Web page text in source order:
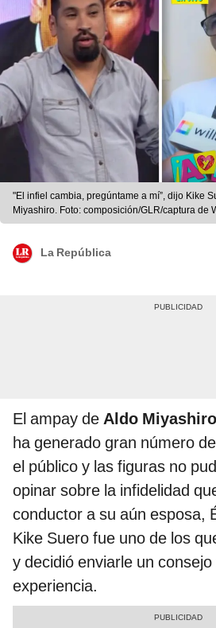
"El infiel cambia, pregúntame a mí”, dijo Kike
Miyashiro. Foto: composición/GLR/captura de
La República
El ampay de Aldo Miyashiro
ha generado gran número
el público y las figuras no
opinar sobre la infidelidad
conductor a su aún esposa,
Kike Suero fue uno de los
y decidió enviarle un
experiencia.